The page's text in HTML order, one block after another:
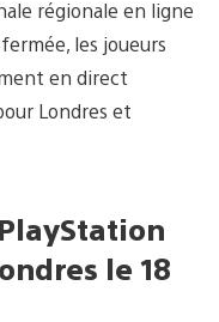
régionale en ligne
les joueurs
en direct
Londres et
le 18